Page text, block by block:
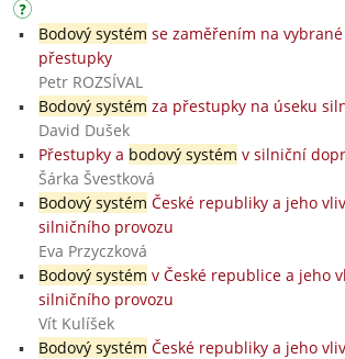
Bodový systém se zaměřením na vybrané
přestupky
Petr ROZSÍVAL
Bodový systém za přestupky na úseku
David Dušek
Přestupky a bodový systém v silniční
Šárka Švestková
Bodový systém České republiky a jeho
silničního provozu
Eva Przyczková
Bodový systém v České republice a jeho
silničního provozu
Vít Kulíšek
Bodový systém České republiky a jeho